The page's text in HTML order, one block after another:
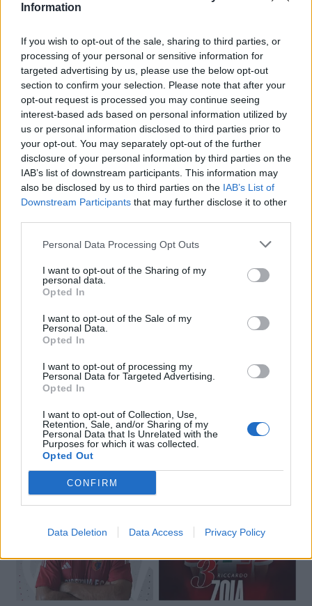
Information
If you wish to opt-out of the sale, sharing to third parties, or
processing of your personal or sensitive information for
targeted advertising by us, please use the below opt-out
section to confirm your selection. Please note that after your
opt-out request is processed you may continue seeing
interest-based ads based on personal information utilized by
us or personal information disclosed to third parties prior to
your opt-out. You may separately opt-out of the further
disclosure of your personal information by third parties on the
IAB’s list of downstream participants. This information may
also be disclosed by us to third parties on the IAB’s List of
Downstream Participants that may further disclose it to other
Personal Data Processing Opt Outs
I want to opt-out of the Sharing of my
personal data.
Opted In
I want to opt-out of the Sale of my
Personal Data.
Opted In
I want to opt-out of processing my
Personal Data for Targeted Advertising.
Opted In
I want to opt-out of Collection, Use,
Retention, Sale, and/or Sharing of my
Personal Data that Is Unrelated with the
Purposes for which it was collected.
Opted Out
CONFIRM
Data Deletion Data Access Privacy Policy
🔥 Trending